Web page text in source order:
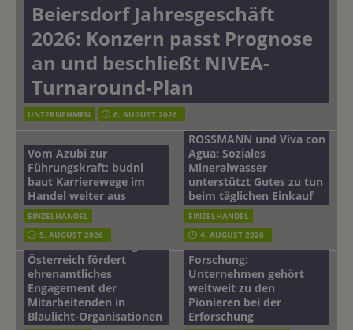
Beiersdorf Jahresgeschäft
2026: Konzern passt Prognose
an und beschließt NIVEA-
Turnaround-Plan
UNTERNEHMEN 6. AUGUST 2026
Vom Azubi zur
Führungskraft: budni
baut Karrierewege im
Handel weiter aus
EINZELHANDEL
5. AUGUST 2026
ROSSMANN und Viva con
Agua: Soziales
Mineralwasser
unterstützt Gutes zu tun
beim täglichen Einkauf
EINZELHANDEL
4. AUGUST 2026
mehr vom leben tag: dm
Österreich fördert
ehrenamtliches
Engagement der
Mitarbeitenden in
Blaulicht-Organisationen
Beiersdorf
Hautmikrobiom-
Forschung:
Unternehmen gehört
weltweit zu den
Pionieren bei der
Erforschung